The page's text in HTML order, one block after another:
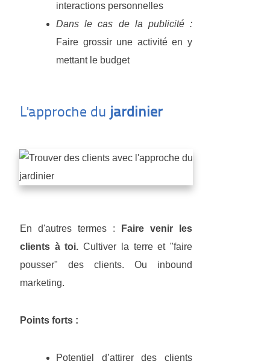
interactions personnelles
Dans le cas de la publicité :
Faire grossir une activité en y
mettant le budget
L'approche du jardinier
En d'autres termes : Faire venir les
clients à toi. Cultiver la terre et "faire
pousser" des clients. Ou inbound
marketing.
Points forts :
Potentiel d’attirer des clients